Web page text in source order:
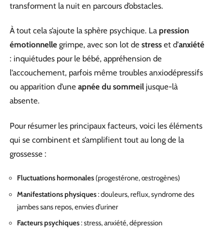
transforment la nuit en parcours d’obstacles.
À tout cela s’ajoute la sphère psychique. La pression
émotionnelle grimpe, avec son lot de stress et d’anxiété
: inquiétudes pour le bébé, appréhension de
l’accouchement, parfois même troubles anxiodépressifs
ou apparition d’une apnée du sommeil jusque-là
absente.
Pour résumer les principaux facteurs, voici les éléments
qui se combinent et s’amplifient tout au long de la
grossesse :
Fluctuations hormonales (progestérone, œstrogènes)
Manifestations physiques: douleurs, reflux, syndrome des
jambes sans repos, envies d’uriner
Facteurs psychiques: stress, anxiété, dépression